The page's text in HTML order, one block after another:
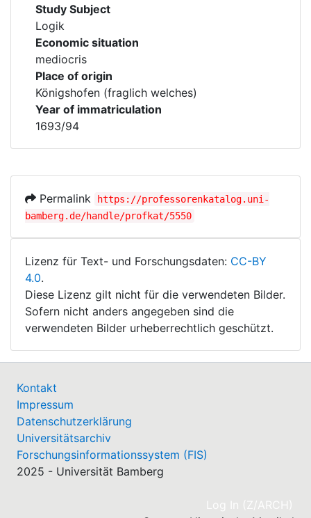
Study Subject
Logik
Economic situation
mediocris
Place of origin
Königshofen (fraglich welches)
Year of immatriculation
1693/94
Permalink
https://professorenkatalog.uni-
bamberg.de/handle/profkat/5550
Lizenz für Text- und Forschungsdaten: CC-BY
4.0.
Diese Lizenz gilt nicht für die verwendeten Bilder.
Sofern nicht anders angegeben sind die
verwendeten Bilder urheberrechtlich geschützt.
Kontakt
Impressum
Datenschutzerklärung
Universitätsarchiv
Forschungsinformationssystem (FIS)
2025 - Universität Bamberg
Log In (Z/ARCH)